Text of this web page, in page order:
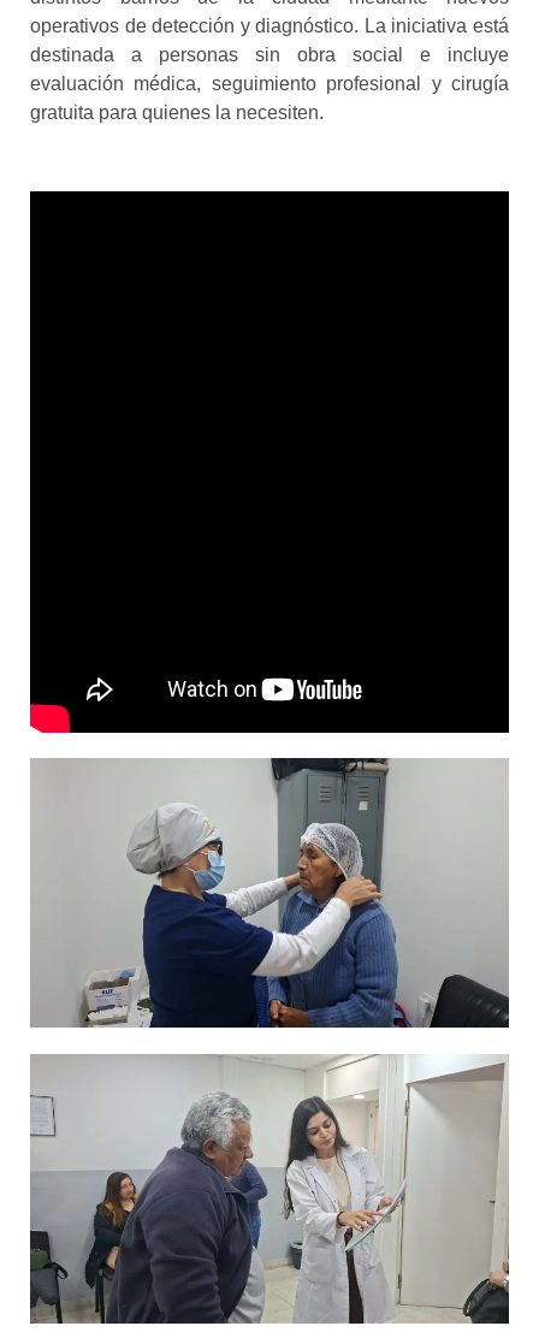
operativos de detección y diagnóstico. La iniciativa está
destinada a personas sin obra social e incluye
evaluación médica, seguimiento profesional y cirugía
gratuita para quienes la necesiten.